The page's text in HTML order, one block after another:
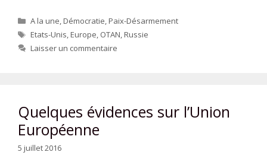
Catégories
A la une,Démocratie,Paix-Désarmement
Étiquettes
Etats-Unis,Europe, OTAN,Russie
Laisser un commentaire
Quelques évidences sur l’Union
Européenne
5 juillet 2016